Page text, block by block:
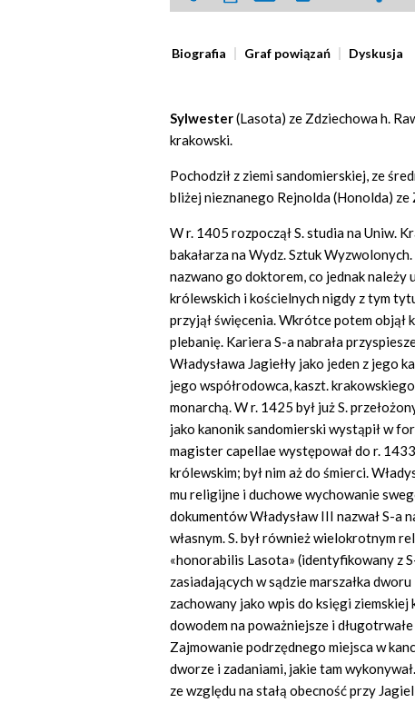
Biografia Graf powiązań Dyskusja
Sylwester(Lasota) ze Zdziechowa h.
krakowski.
Pochodził z ziemi sandomierskiej, ze
bliżej nieznanego Rejnolda (Honolda) ze
W r. 1405 rozpoczął S. studia na Uniw.
bakałarza na Wydz. Sztuk
nazwano go doktorem, co jednak należy
królewskich i kościelnych nigdy z tym
przyjął święcenia. Wkrótce potem
plebanię. Kariera S-a nabrała
Władysława Jagiełły jako jeden z jego
jego współrodowca, kaszt.
monarchą. W r. 1425 był już S.
jako kanonik sandomierski wystąpił w
magister capellae występował do r.
królewskim; był nim aż do śmierci.
mu religijne i duchowe wychowanie
dokumentów Władysław III nazwał S-a
własnym. S. był również wielokrotnym
«honorabilis Lasota» (identyfikowany z
zasiadających w sądzie marszałka
zachowany jako wpis do księgi
dowodem na poważniejsze i
Zajmowanie podrzędnego miejsca w
dworze i zadaniami, jakie tam
ze względu na stałą obecność przy